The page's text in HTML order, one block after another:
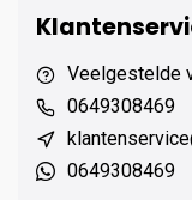
Veelgestelde
0649308469
0649308469